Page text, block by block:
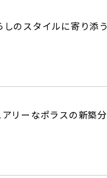
のスタイルに寄り添
リーなポラスの新築